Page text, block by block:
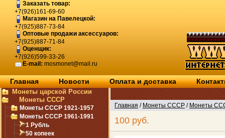
Заказать товар:
+7(926)161-69-60
Магазин на Павелецкой:
+7(925)887-73-84
Оптовые продажи аксессуаров:
+7(925)887-71-84
Оценщик:
+7(926)599-33-26
E-mail: mosmonet@mail.ru
Главная Новости Оплата и доставка
Монеты царской России
Монеты СССР
Монеты СССР 1921-1957
Монеты СССР 1961-1991
1 Рубль
50 копеек
Главная / Монеты СССР / Монеты
100 руб.